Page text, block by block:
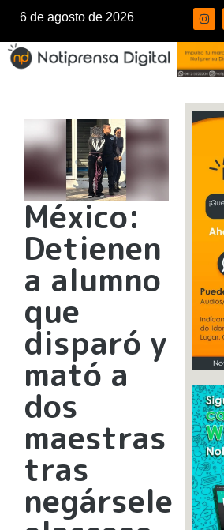
6 de agosto de 2026
México:
Detienen
a alumno
que
disparó y
mató a
dos
maestras
tras
negársele